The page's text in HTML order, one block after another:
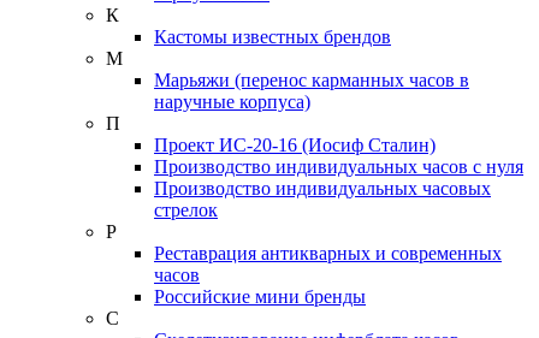
К
Кастомы известных брендов
М
Марьяжи (перенос карманных часов в
наручные корпуса)
П
Проект ИС-20-16 (Иосиф Сталин)
Производство индивидуальных часов с нуля
Производство индивидуальных часовых
стрелок
Р
Реставрация антикварных и современных
часов
Российские мини бренды
С